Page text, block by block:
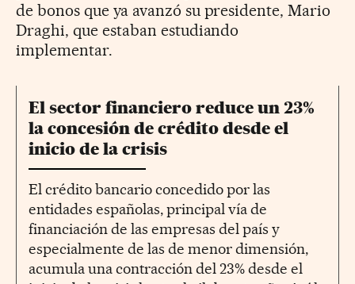
de bonos que ya avanzó su presidente, Mario
Draghi, que estaban estudiando
implementar.
El sector financiero reduce un 23%
la concesión de crédito desde el
inicio de la crisis
El crédito bancario concedido por las
entidades españolas, principal vía de
financiación de las empresas del país y
especialmente de las de menor dimensión,
acumula una contracción del 23% desde el